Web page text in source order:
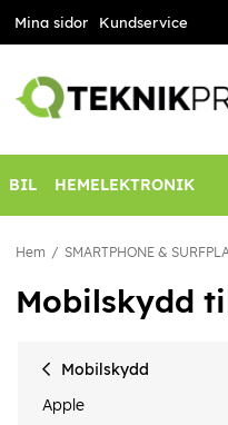
Mina sidor Kundservice
BIL HEMELEKTRONIK
Hem SMARTPHONE &
Mobilskydd
Mobilskydd
Apple